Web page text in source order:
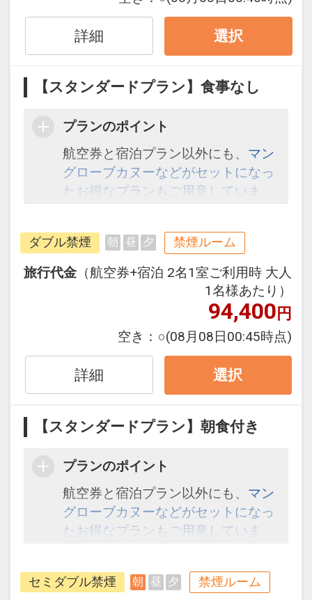
詳細 選択
【スタンダードプラン】食事なし
プランのポイント
航空券と宿泊プラン以外にも、 マン
グローブカヌーなどがセットになっ
たお得なプランもご用意していま
ダブル禁煙 朝 昼 夕 禁煙ルーム
旅行代金 （航空券+宿泊 2名1室ご利用時 大人
1名様あたり）
94,400円
空き： ○(08月08日00:45時点)
詳細 選択
【スタンダードプラン】朝食付き
プランのポイント
航空券と宿泊プラン以外にも、 マン
グローブカヌーなどがセットになっ
たお得なプランもご用意していま
セミダブル禁煙 朝 昼 夕 禁煙ルーム